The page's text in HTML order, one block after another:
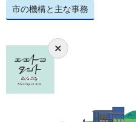
市の機構と主な事務